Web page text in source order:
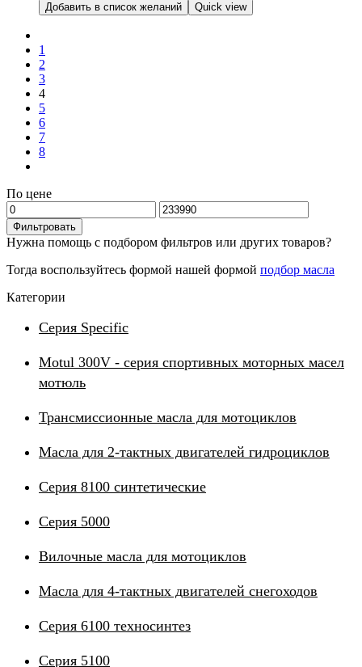
Добавить в список желаний Quick view
1
2
3
4
5
6
7
8
По цене
Минимальная
цена
Максимальная
цена
Фильтровать
Нужна помощь с подбором фильтров или других товаров?
Тогда воспользуйтесь формой нашей формой подбор масла
Категории
Серия Specific
Motul 300V - серия спортивных моторных масел
мотюль
Трансмиссионные масла для мотоциклов
Масла для 2-тактных двигателей гидроциклов
Серия 8100 синтетические
Серия 5000
Вилочные масла для мотоциклов
Масла для 4-тактных двигателей снегоходов
Серия 6100 техносинтез
Серия 5100